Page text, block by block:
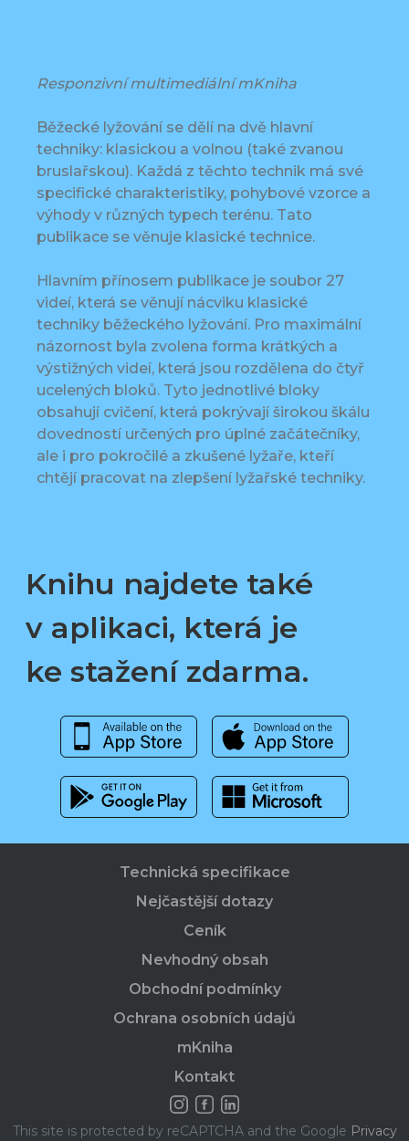
Responzivní multimediální mKniha
Běžecké lyžování se dělí na dvě hlavní
techniky: klasickou a volnou (také zvanou
bruslařskou). Každá z těchto technik má své
specifické charakteristiky, pohybové vzorce a
výhody v různých typech terénu. Tato
publikace se věnuje klasické technice.
Hlavním přínosem publikace je soubor 27
videí, která se věnují nácviku klasické
techniky běžeckého lyžování. Pro maximální
názornost byla zvolena forma krátkých a
výstižných videí, která jsou rozdělena do čtyř
ucelených bloků. Tyto jednotlivé bloky
obsahují cvičení, která pokrývají širokou škálu
dovedností určených pro úplné začátečníky,
ale i pro pokročilé a zkušené lyžaře, kteří
chtějí pracovat na zlepšení lyžařské techniky.
Knihu najdete také
v aplikaci, která je
ke stažení zdarma.
Technická specifikace
Nejčastější dotazy
Ceník
Nevhodný obsah
Obchodní podmínky
Ochrana osobních údajů
mKniha
Kontakt
This site is protected by reCAPTCHA and the Google Privacy